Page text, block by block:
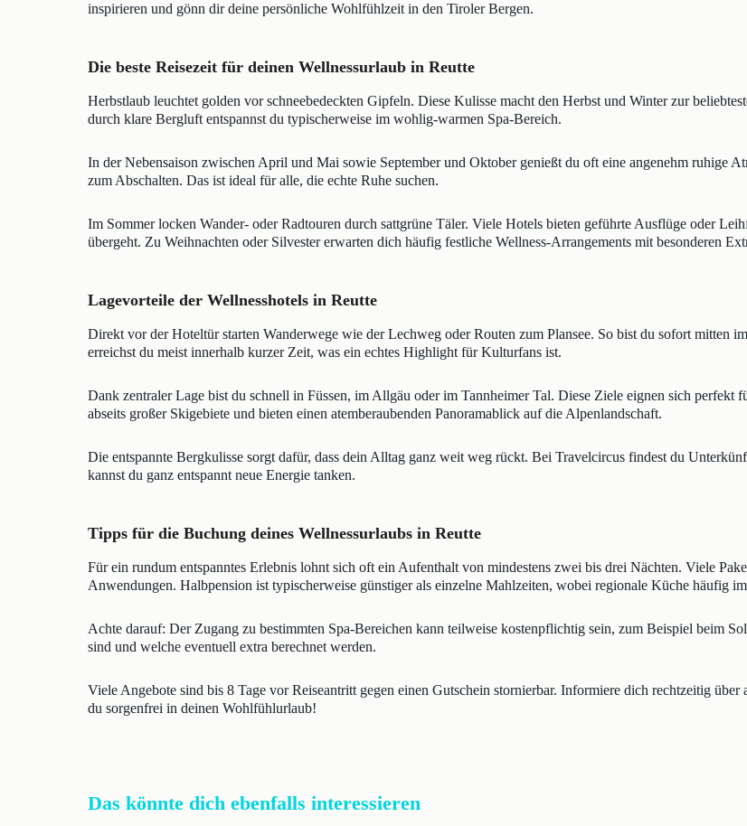
inspirieren und gönn dir deine persönliche Wohlfühlzeit in den Tiroler Bergen.
Die beste Reisezeit für deinen Wellnessurlaub in Reutte
Herbstlaub leuchtet golden vor schneebedeckten Gipfeln. Diese Kulisse macht den Herbst und Winter zur
durch klare Bergluft entspannst du typischerweise im wohlig-warmen Spa-Bereich.
In der Nebensaison zwischen April und Mai sowie September und Oktober genießt du oft eine angenehm ruhige
zum Abschalten. Das ist ideal für alle, die echte Ruhe suchen.
Im Sommer locken Wander- oder Radtouren durch sattgrüne Täler. Viele Hotels bieten geführte Ausflüge oder
übergeht. Zu Weihnachten oder Silvester erwarten dich häufig festliche Wellness-Arrangements mit besonderen
Lagevorteile der Wellnesshotels in Reutte
Direkt vor der Hoteltür starten Wanderwege wie der Lechweg oder Routen zum Plansee. So bist du sofort mitten
erreichst du meist innerhalb kurzer Zeit, was ein echtes Highlight für Kulturfans ist.
Dank zentraler Lage bist du schnell in Füssen, im Allgäu oder im Tannheimer Tal. Diese Ziele eignen sich perfekt
abseits großer Skigebiete und bieten einen atemberaubenden Panoramablick auf die Alpenlandschaft.
Die entspannte Bergkulisse sorgt dafür, dass dein Alltag ganz weit weg rückt. Bei Travelcircus findest du
kannst du ganz entspannt neue Energie tanken.
Tipps für die Buchung deines Wellnessurlaubs in Reutte
Für ein rundum entspanntes Erlebnis lohnt sich oft ein Aufenthalt von mindestens zwei bis drei Nächten. Viele
Anwendungen. Halbpension ist typischerweise günstiger als einzelne Mahlzeiten, wobei regionale Küche häufig
Achte darauf: Der Zugang zu bestimmten Spa-Bereichen kann teilweise kostenpflichtig sein, zum Beispiel beim
sind und welche eventuell extra berechnet werden.
Viele Angebote sind bis 8 Tage vor Reiseantritt gegen einen Gutschein stornierbar. Informiere dich rechtzeitig
du sorgenfrei in deinen Wohlfühlurlaub!
Das könnte dich ebenfalls interessieren